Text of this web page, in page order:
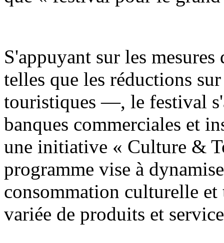
S'appuyant sur les
telles que les réductions
touristiques —, le festival
banques commerciales et
une initiative « Culture &
programme vise à
consommation culturelle et
variée de produits et